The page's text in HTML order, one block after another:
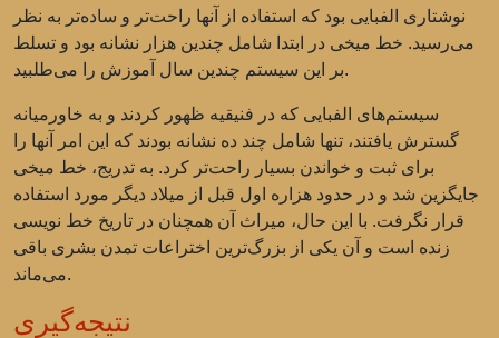
نوشتاری الفبایی بود که استفاده از آنها راحت‌تر و ساده‌تر به نظر
می‌رسید. خط میخی در ابتدا شامل چندین هزار نشانه بود و تسلط
بر این سیستم چندین سال آموزش را می‌طلبید.
سیستم‌های الفبایی که در فنیقیه ظهور کردند و به خاورمیانه
گسترش یافتند، تنها شامل چند ده نشانه بودند که این امر آنها را
برای ثبت و خواندن بسیار راحت‌تر کرد. به تدریج، خط میخی
جایگزین شد و در حدود هزاره اول قبل از میلاد دیگر مورد استفاده
قرار نگرفت. با این حال، میراث آن همچنان در تاریخ خط نویسی
زنده است و آن یکی از بزرگ‌ترین اختراعات تمدن بشری باقی
می‌ماند.
نتیجه‌گیری